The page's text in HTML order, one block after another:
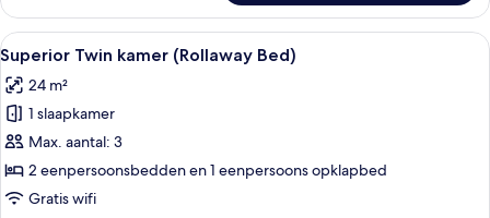
tweepersoonskamer
Alle
foto's
voor
Superior
Twin
kamer
(Rollaway
Een hotelkamer met twee bedden,
4
Superior Twin kamer (Rollaway Bed)
24 m²
1 slaapkamer
Max. aantal: 3
2 eenpersoonsbedden en 1 eenpersoons opklapbed
Gratis wifi